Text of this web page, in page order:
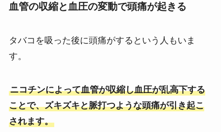
血管の収縮と血圧の変動で頭痛が起きる
タバコを吸った後に頭痛がするという人もいま
す。
ニコチンによって血管が収縮し血圧が乱高下する
ことで、ズキズキと脈打つような頭痛が引き起こ
されます。